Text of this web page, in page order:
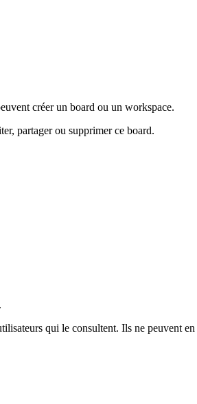
créer un board ou un workspace.
partager ou supprimer ce board.
qui le consultent. Ils ne peuvent